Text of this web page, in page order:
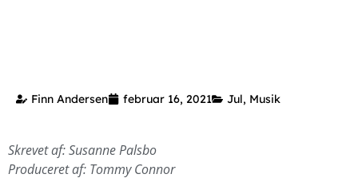
Finn Andersen februar 16, 2021 Jul, Musik
Skrevet af:Susanne Palsbo
Produceret af: Tommy Connor